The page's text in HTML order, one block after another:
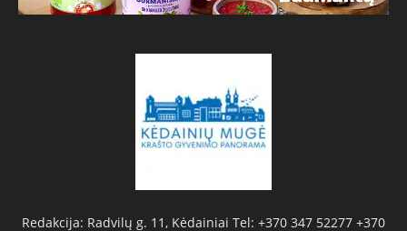
Redakcija: Radvilų g. 11, Kėdainiai Tel: +370 347 52277 +370